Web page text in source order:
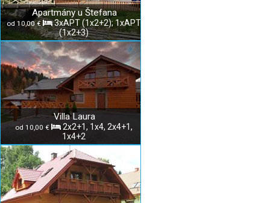
Apartmány u Štefana
od 10,00 €
3xAPT (1x2+2); 1xAPT
(1x2+3)
Villa Laura
od 10,00 €
2x2+1, 1x4, 2x4+1,
1x4+2